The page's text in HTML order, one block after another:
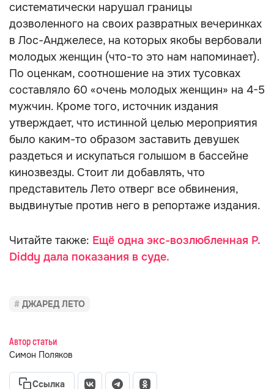
систематически нарушал границы
дозволенного на своих развратных вечеринках
в Лос-Анджелесе, на которых якобы вербовали
молодых женщин (что-то это нам напоминает).
По оценкам, соотношение на этих тусовках
составляло 60 «очень молодых женщин» на 4-5
мужчин. Кроме того, источник издания
утверждает, что истинной целью мероприятия
было каким-то образом заставить девушек
раздеться и искупаться голышом в бассейне
кинозвезды. Стоит ли добавлять, что
представитель Лето отверг все обвинения,
выдвинутые против него в репортаже издания.
Читайте также: Ещё одна экс-возлюбленная P.
Diddy дала показания в суде.
ДЖАРЕД ЛЕТО
Автор статьи
Симон Поляков
Ссылка